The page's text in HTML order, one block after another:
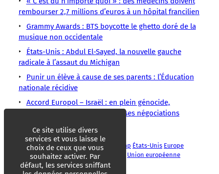
rembourser 2,7 millions d’euros à un hôpital francilien
Grammy Awards : BTS boycotte le ghetto doré de la
musique non occidentale
États-Unis : Abdul El-Sayed, la nouvelle gauche
radicale à l’assaut du Michigan
Punir un élève à cause de ses parents : l’Éducation
nationale récidive
Accord Europol – Israël : en plein génocide,
Bruxelles poursuit secrètement ses négociations
Colonialisme Diplomatie Donald Trump États-Unis Europe
Guerres Impérialisme Nicolás Maduro
Union européenne
Venezuela
Ce site utilise divers
services et vous laisse le
choix de ceux que vous
souhaitez activer. Par
défaut, les services sniffant